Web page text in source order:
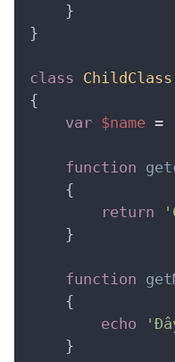
    }
}
class ChildClass
{
var $name =
function
    {
return
    }
function
    {
echo
    }